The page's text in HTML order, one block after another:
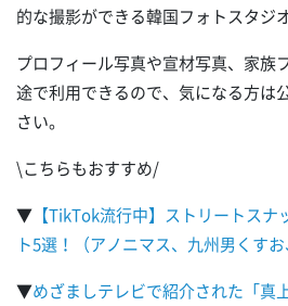
的な撮影ができる韓国フォトスタジ
プロフィール写真や宣材写真、家族
途で利用できるので、気になる方は
さい。
\こちらもおすすめ/
▼ 【TikTok流行中】ストリートス
ト5選！（アノニマス、九州男くすお
▼めざましテレビで紹介された「真